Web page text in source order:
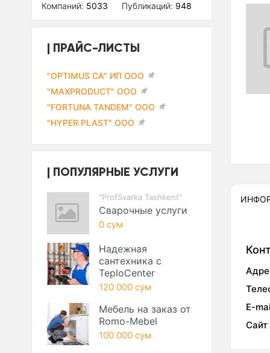
E-
Сайт
Компаний: 5033
Публикаций: 948
ПРАЙС-ЛИСТЫ
"OPTIMUS CA" ИП ООО
"MAXPRODUCT" ООО
"FORTUNA TANDEM" ООО
"HYPER PLAST" ООО
ПОПУЛЯРНЫЕ УСЛУГИ
"ProfSvarka Tashkent"
Сварочные услуги
0 сум
Надежная
сантехника с
TeploCenter
120 000 сум
Мебель на заказ от
Romo-Mebel
100 000 сум